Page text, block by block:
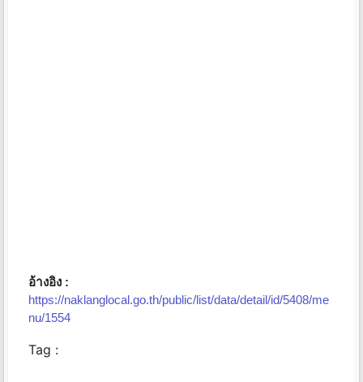
อ้างอิง :
https://naklanglocal.go.th/public/list/data/detail/id/5408/me
nu/1554
Tag :